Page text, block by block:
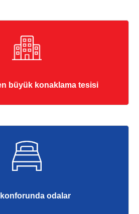
büyük konaklama tesisi
odalar